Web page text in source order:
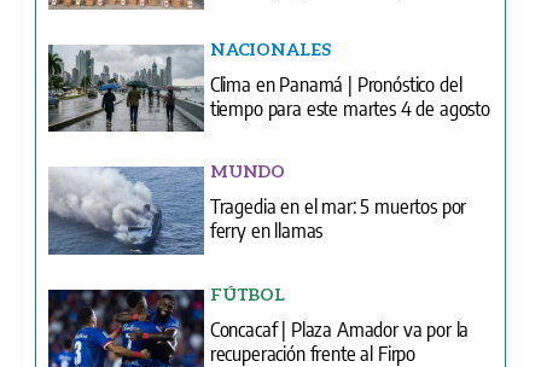
NACIONALES
Clima en Panamá | Pronóstico del
tiempo para este martes 4 de agosto
MUNDO
Tragedia en el mar: 5 muertos por
ferry en llamas
FÚTBOL
Concacaf | Plaza Amador va por la
recuperación frente al Firpo